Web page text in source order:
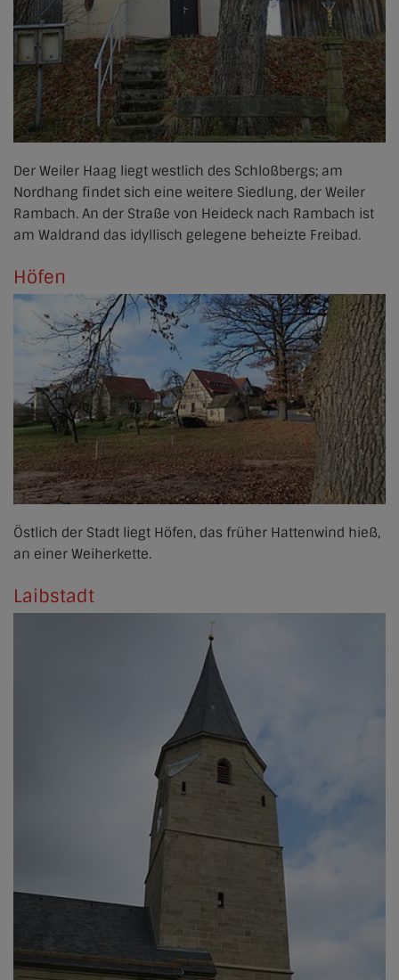
Der Weiler Haag liegt westlich des Schloßbergs; am
Nordhang findet sich eine weitere Siedlung, der Weiler
Rambach. An der Straße von Heideck nach Rambach ist
am Waldrand das idyllisch gelegene beheizte Freibad.
Höfen
Östlich der Stadt liegt Höfen, das früher Hattenwind hieß,
an einer Weiherkette.
Laibstadt